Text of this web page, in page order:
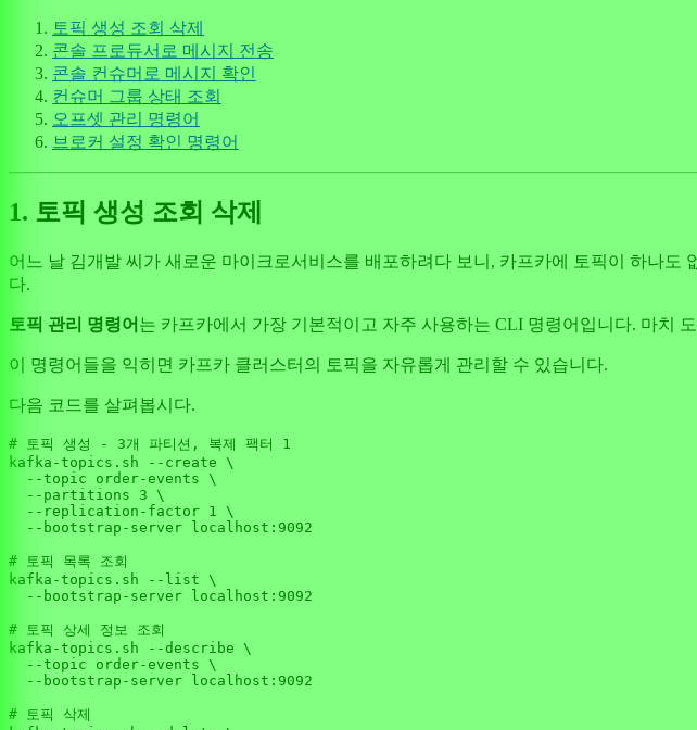
토픽 생성 조회 삭제
콘솔 프로듀서로 메시지 전송
콘솔 컨슈머로 메시지 확인
컨슈머 그룹 상태 조회
오프셋 관리 명령어
브로커 설정 확인 명령어
1. 토픽 생성 조회 삭제
어느 날 김개발 씨가 새로운 마이크로서비스를 배포하려다 보니, 카프카에 토픽이 하나
다.
토픽 관리 명령어 는 카프카에서 가장 기본적이고 자주 사용하는 CLI 명령어입니다. 마치
이 명령어들을 익히면 카프카 클러스터의 토픽을 자유롭게 관리할 수 있습니다.
다음 코드를 살펴봅시다.
# 토픽 생성 - 3개 파티션, 복제 팩터 1
kafka-topics.sh --create \
  --topic order-events \
  --partitions
3 \
  --replication-factor
1 \
  --bootstrap-server localhost:
9092
# 토픽 목록 조회
kafka-topics.sh --list \
  --bootstrap-server localhost:
9092
# 토픽 상세 정보 조회
kafka-topics.sh --describe \
  --topic order-events \
  --bootstrap-server localhost:
9092
# 토픽 삭제